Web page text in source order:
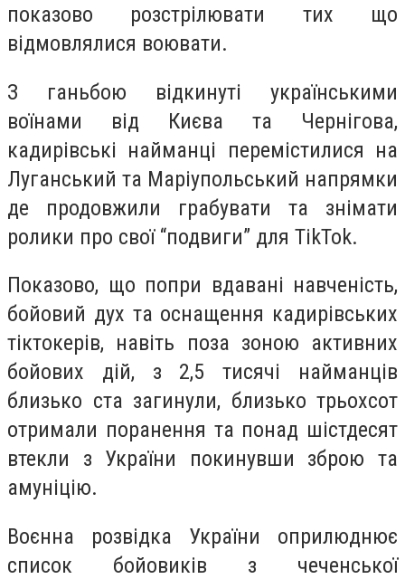
показово розстрілювати тих що
відмовлялися воювати.
З ганьбою відкинуті українськими
воїнами від Києва та Чернігова,
кадирівські найманці перемістилися на
Луганський та Маріупольський напрямки
де продовжили грабувати та знімати
ролики про свої “подвиги” для TikTok.
Показово, що попри вдавані навченість,
бойовий дух та оснащення кадирівських
тіктокерів, навіть поза зоною активних
бойових дій, з 2,5 тисячі найманців
близько ста загинули, близько трьохсот
отримали поранення та понад шістдесят
втекли з України покинувши зброю та
амуніцію.
Воєнна розвідка України оприлюднює
список бойовиків з чеченської